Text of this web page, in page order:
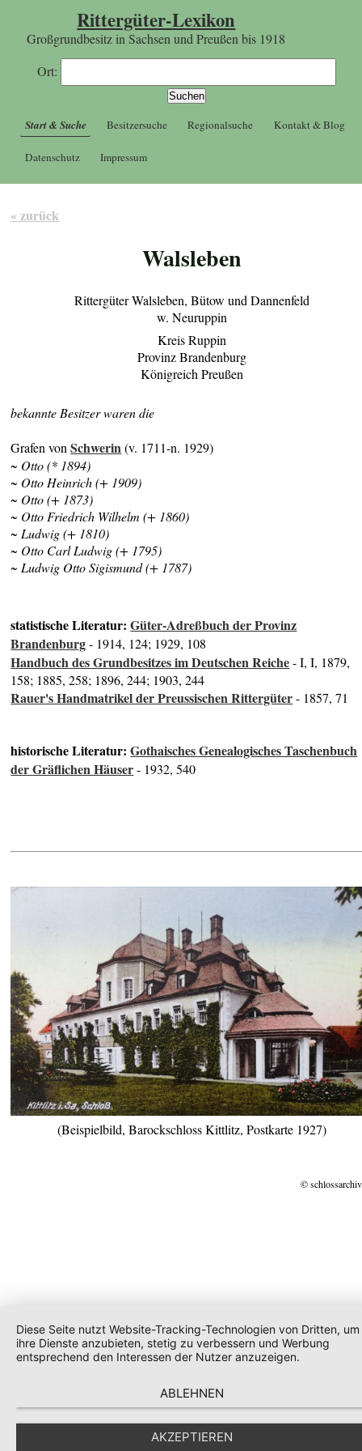
Rittergüter-Lexikon
Großgrundbesitz in Sachsen und Preußen bis 1918
Ort:
Start & Suche Besitzersuche Regionalsuche Kontakt & Blog
Datenschutz Impressum
« zurück
Walsleben
Rittergüter Walsleben, Bütow und Dannenfeld
w. Neuruppin
Kreis Ruppin
Provinz Brandenburg
Königreich Preußen
bekannte Besitzer waren die
Grafen vonSchwerin(v. 1711-n. 1929)
~ Otto (* 1894)
~ Otto Heinrich (+ 1909)
~ Otto (+ 1873)
~ Otto Friedrich Wilhelm (+ 1860)
~ Ludwig (+ 1810)
~ Otto Carl Ludwig (+ 1795)
~ Ludwig Otto Sigismund (+ 1787)
statistische Literatur:Güter-Adreßbuch der Provinz
Brandenburg- 1914, 124; 1929, 108
Handbuch des Grundbesitzes im Deutschen Reiche- I, I, 1879,
158; 1885, 258; 1896, 244; 1903, 244
Rauer's Handmatrikel der Preussischen Rittergüter- 1857, 71
historische Literatur:Gothaisches Genealogisches Taschenbuch
der Gräflichen Häuser- 1932, 540
(Beispielbild, Barockschloss Kittlitz, Postkarte 1927)
©
Diese Seite nutzt Website-Tracking-Technologien von Dritten, um
ihre Dienste anzubieten, stetig zu verbessern und Werbung
entsprechend den Interessen der Nutzer anzuzeigen.
ABLEHNEN
AKZEPTIEREN